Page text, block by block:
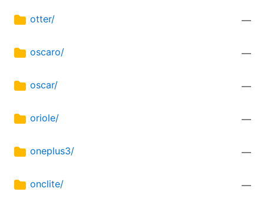
otter/ —
oscaro/ —
oscar/ —
oriole/ —
oneplus3/ —
onclite/ —